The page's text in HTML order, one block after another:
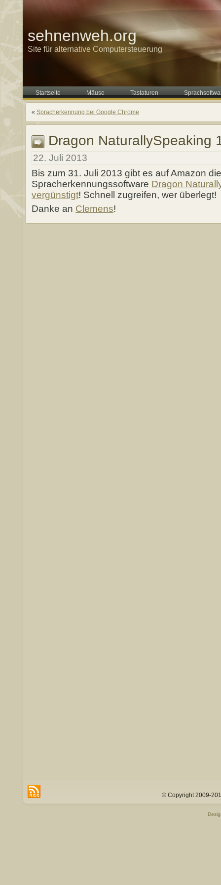
sehnenweh.org
Site für alternative Computersteuerung
Startseite Mäuse Tastaturen
« Spracherkennung bei Google Chrome
Dragon NaturallySpeaking
22. Juli 2013
Bis zum 31. Juli 2013 gibt es auf Amazon
Spracherkennungssoftware Dragon
vergünstigt! Schnell zugreifen, wer überlegt!
Danke an Clemens!
© Copyright 2009-